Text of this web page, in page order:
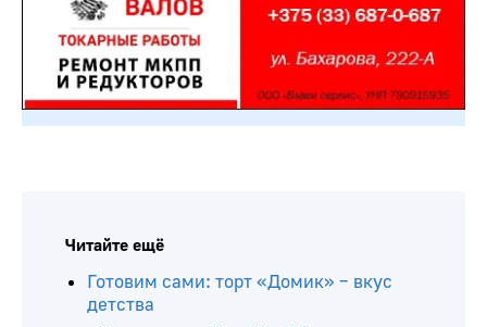
Читайте ещё
Готовим сами: торт «Домик» – вкус
детства